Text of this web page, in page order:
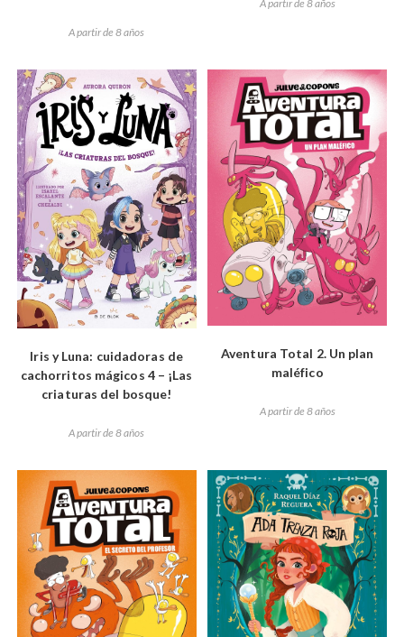
A partir de 8 años
A partir de 8 años
Iris y Luna: cuidadoras de
cachorritos mágicos 4 – ¡Las
criaturas del bosque!
A partir de 8 años
Aventura Total 2. Un plan
maléfico
A partir de 8 años